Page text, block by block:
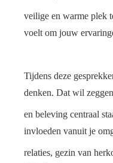
veilige en warme plek
voelt om jouw
Tijdens deze
denken. Dat wil
en beleving centraal
invloeden vanuit je
relaties, gezin van